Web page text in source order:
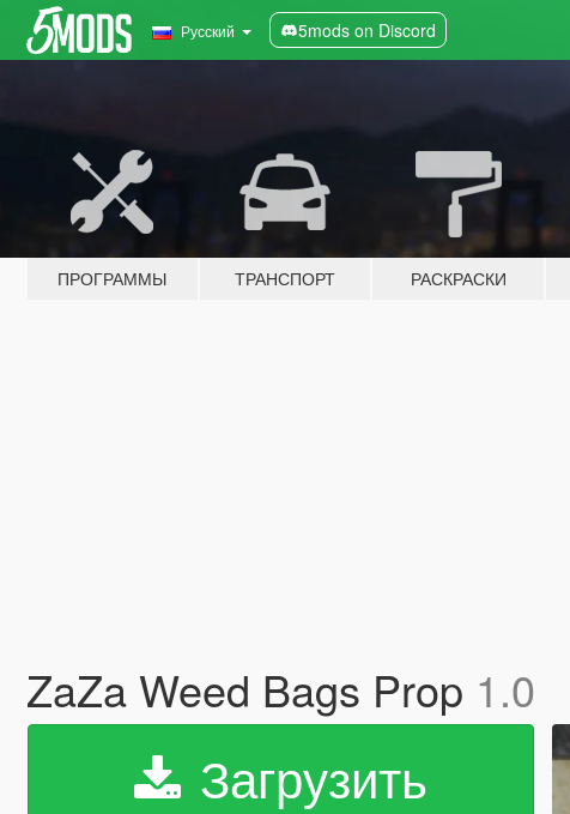
Русский 5mods on Discord
ПРОГРАММЫ ТРАНСПОРТ РАСКРАСКИ
ZaZa Weed Bags Prop 1.0
Загрузить